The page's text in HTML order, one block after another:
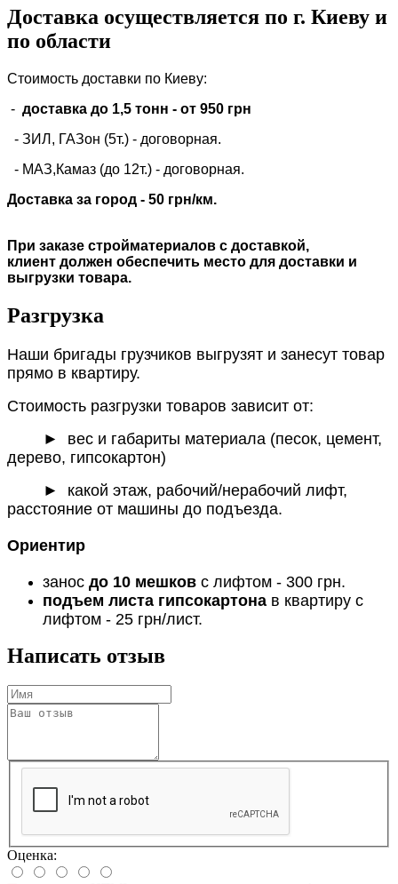
Доставка осуществляется по г. Киеву и
по области
Стоимость доставки по Киеву:
- доставка до 1,5 тонн - от 950 грн
- ЗИЛ, ГАЗон (5т.) - договорная.
- МАЗ,Камаз (до 12т.) - договорная.
Доставка за город - 50 грн/км.
При заказе стройматериалов с доставкой,
клиент должен обеспечить место для доставки и
выгрузки товара.
Разгрузка
Наши бригады грузчиков выгрузят и занесут товар
прямо в квартиру.
Стоимость разгрузки товаров зависит от:
►
вес и габариты материала (песок, цемент,
дерево, гипсокартон)
► какой этаж, рабочий/нерабочий лифт,
расстояние от машины до подъезда.
Ориентир
занос до 10 мешков с лифтом - 300 грн.
подъем листа гипсокартона в квартиру с
лифтом - 25 грн/лист.
Написать отзыв
Оценка: